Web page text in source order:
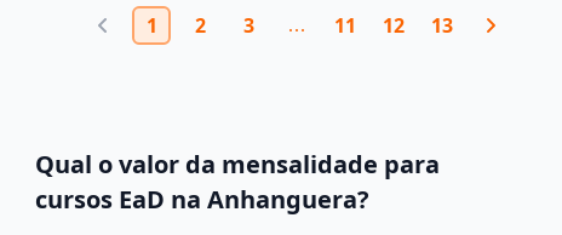
1 2 3 11 12 13
Qual o valor da mensalidade para
cursos EaD na Anhanguera?